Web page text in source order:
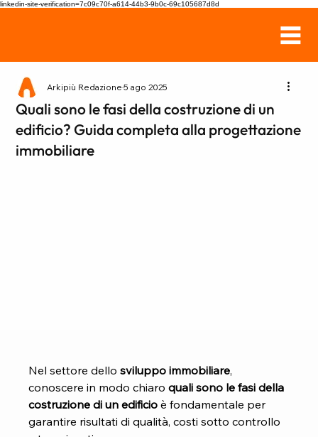
linkedin-site-verification=7c09c70f-a614-44b3-9b0c-69c105687d8d
Quali sono le fasi della costruzione di un
edificio? Guida completa alla progettazione
immobiliare
Arkipiù Redazione5 ago 2025
Nel settore dello sviluppo immobiliare,
conoscere in modo chiaro quali sono le fasi della
costruzione di un edificio è fondamentale per
garantire risultati di qualità, costi sotto controllo